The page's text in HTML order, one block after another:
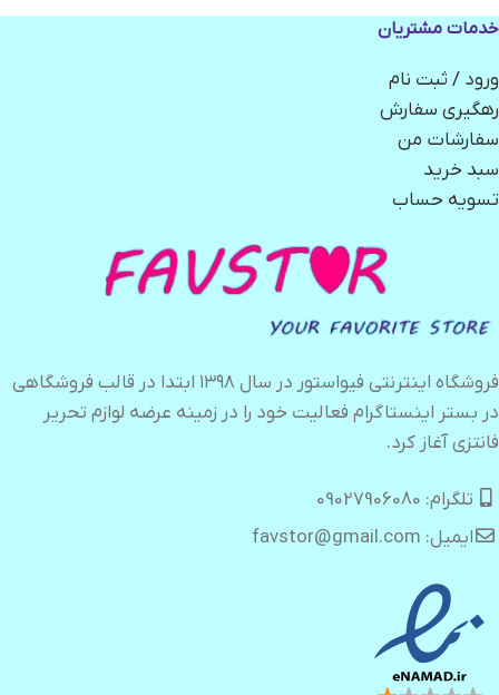
خدمات مشتریان
ورود / ثبت نام
رهگیری سفارش
سفارشات من
سبد خرید
تسویه حساب
فروشگاه اینترنتی فیواستور در سال ۱۳۹۸ ابتدا در قالب فروشگاهی
در بستر اینستاگرام فعالیت خود را در زمینه عرضه لوازم تحریر
فانتزی آغاز کرد.
تلگرام: 09027906080
ایمیل: favstor@gmail.com